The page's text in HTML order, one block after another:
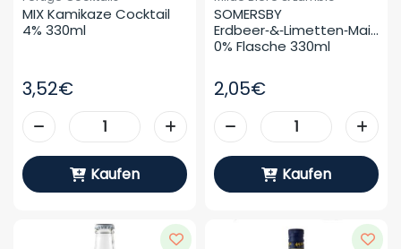
MIX Kamikaze Cocktail
4% 330ml
3,52€
Kaufen
SOMERSBY
Erdbeer‑&‑Limetten‑Maid
0% Flasche 330ml
2,05€
Kaufen